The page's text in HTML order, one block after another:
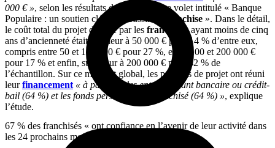
000 € », selon les résultats de ce cinquième volet intitulé « Banque
Populaire : un soutien clé pour réussir en
franchise ». Dans le détail,
le coût total du projet déclaré par les franchisésayant moins de cinq
ans d’ancienneté était inférieur à 50 000 € pour 14 % d’entre eux,
compris entre 50 et 100 000 € pour 27 %, entre 100 et 200 000 €
pour 17 % et enfin, supérieur à 200 000 € pour 42 % de
l’échantillon. Sur ce montant global, les porteurs de projet ont réuni
leurfinancement « à parts égales entre emprunt bancaire ou crédit-
bail (64 %) et les fonds personnels du franchisé (64 %) », explique
l’étude.
67 % des franchisés « ont confiance en l’avenir de leur activité dans
les 24 prochains mois »